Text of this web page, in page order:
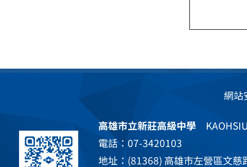
網站
高雄市立新莊高級中學
電話：07-3420103
地址：(81368) 高雄市左營區文慈